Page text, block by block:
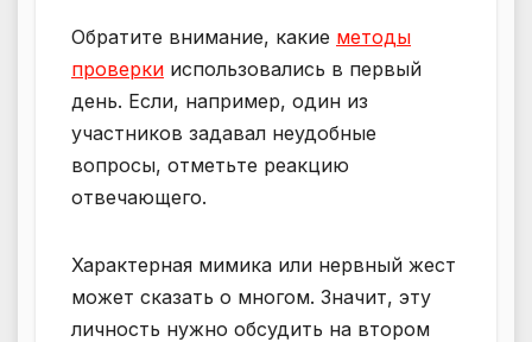
Обратите внимание, какие методы
проверки использовались в первый
день. Если, например, один из
участников задавал неудобные
вопросы, отметьте реакцию
отвечающего.
Характерная мимика или нервный жест
может сказать о многом. Значит, эту
личность нужно обсудить на втором